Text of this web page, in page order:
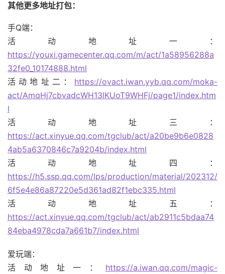
其他更多地址打包：
手Q端：
活动地址一：
https://youxi.gamecenter.qq.com/m/act/1a58956288a
32fe0_10174888.html
活动地址二： https://ovact.iwan.yyb.qq.com/moka-
act/AmqHj7cbvadcWH13lKUoT9WHFj/page1/index.htm
l
活动地址三：
https://act.xinyue.qq.com/tgclub/act/a20be9b6e0828
4ab5a6370846c7a9204b/index.html
活动地址四：
https://h5.ssp.qq.com/lps/production/material/202312/
6f5e4e86a87220e5d361ad82f1ebc335.html
活动地址五：
https://act.xinyue.qq.com/tgclub/act/ab2911c5bdaa74
84eba4978cda7a661b7/index.html
爱玩端：
活动地址一： https://a.iwan.qq.com/magic-